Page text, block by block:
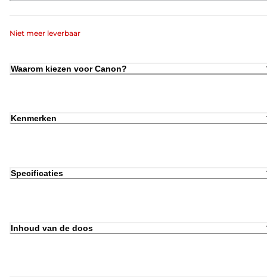
Niet meer leverbaar
Waarom kiezen voor Canon?
Kenmerken
Specificaties
Inhoud van de doos